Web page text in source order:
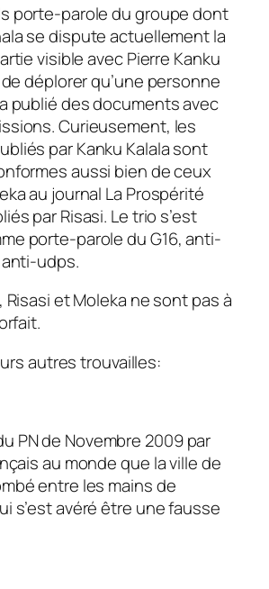
porte-parole du groupe dont
se dispute actuellement la
visible avec Pierre Kanku
déplorer qu’une personne
publié des documents avec
Curieusement, les
par Kanku Kalala sont
aussi bien de ceux
au journal La Prospérité
par Risasi. Le trio s’est
porte-parole du G16, anti-
udps.
Risasi et Moleka ne sont pas à
autres trouvailles:
PN de Novembre 2009 par
au monde que la ville de
entre les mains de
s’est avéré être une fausse